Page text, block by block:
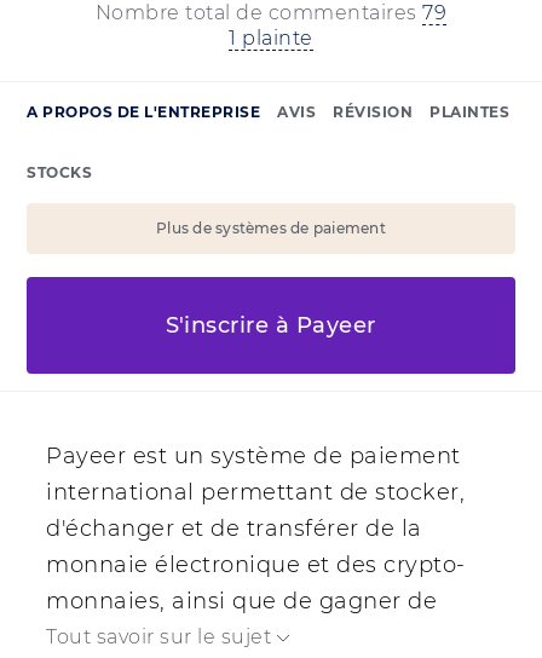
Nombre total de commentaires 79
1 plainte
A PROPOS DE L'ENTREPRISE AVIS RÉVISION PLAINTES
STOCKS
Plus de systèmes de paiement
S'inscrire à Payeer
Payeer est un système de paiement
international permettant de stocker,
d'échanger et de transférer de la
monnaie électronique et des crypto-
monnaies, ainsi que de gagner de
l'argent en ligne.
Tout savoir sur le sujet